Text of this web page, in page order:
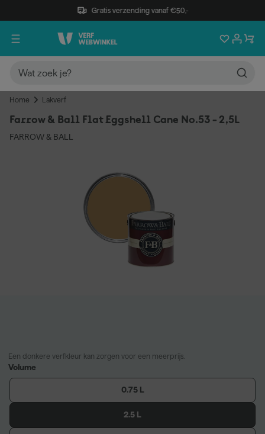
Gratis verzending vanaf €50,-
Home Lakverf
Farrow & Ball Flat Eggshell Cane No.53 - 2,5L
FARROW & BALL
Een donkere verfkleur kan zorgen voor een meerprijs.
Volume
0.75 L
2.5 L